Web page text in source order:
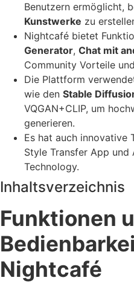
Benutzern ermöglicht,
Kunstwerke zu
Nightcafé bietet
Generator, Chat mit
Community Vorteile
Die Plattform
wie den Stable
VQGAN+CLIP, um
generieren.
Es hat auch innovative
Style Transfer App
Technology.
Inhaltsverzeichnis
Funktionen
Nightcafé